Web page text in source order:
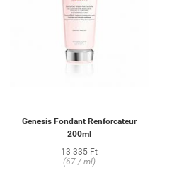
Genesis Fondant Renforcateur
200ml
13 335 Ft
(67 / ml)